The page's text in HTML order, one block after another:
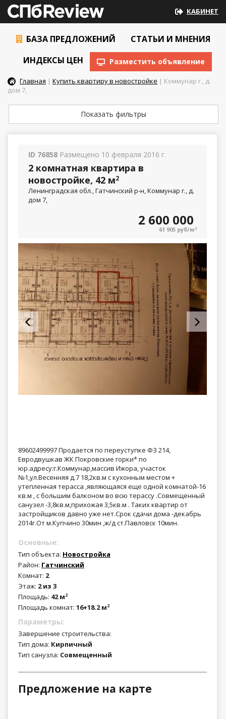
КАБИНЕТ
БАЗА ПРЕДЛОЖЕНИЙ
СТАТЬИ И МНЕНИЯ
ИНДЕКСЫ ЦЕН
Разместить объявление
Главная | Купить квартиру в новостройке | Коммунар г., д.
дом 7,
Показать фильтры
ID 76858 Размещено 10 февраля 2016 г.
2 комнатная квартира в
новостройке, 42 м2
Ленинградская обл., Гатчинский р-н, Коммунар г., д.
дом 7,
2 600 000
61 905 руб/м 2
89602499997 Продается по переуступке ФЗ 214,
Евродвушкав ЖК Покровские горки* по
юр.адресу:г.Коммунар,массив Ижора, участок
№1,ул.Весенняя д.7 18,2кв.м с кухонным местом +
утепленная терасса ,являющаяся еще одной комнатой-16
кв.м , c большим балконом во всю терассу .Совмещенный
санузел -3,8кв.м,прихожая 3,5кв.м . Таких квартир от
застройщиков давно уже нет.Срок сдачи дома -декабрь
2014г.От м.Купчино 30мин ,ж/д ст.Павловск 10мин.
Основные:
Тип объекта: Новостройка
Район: Гатчинский
Комнат: 2
Этаж: 2 из 3
Площадь: 42 м2
Площадь комнат: 16+18.2 м2
Параметры:
Завершение строительства:
Тип дома: Кирпичный
Тип санузла: Совмещенный
Предложение на карте